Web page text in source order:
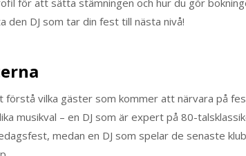
DJ som tar din fest till nästa nivå!
förstå vilka gäster som kommer att närvara på
musikval – en DJ som är expert på 80-
medan en DJ som spelar de senaste